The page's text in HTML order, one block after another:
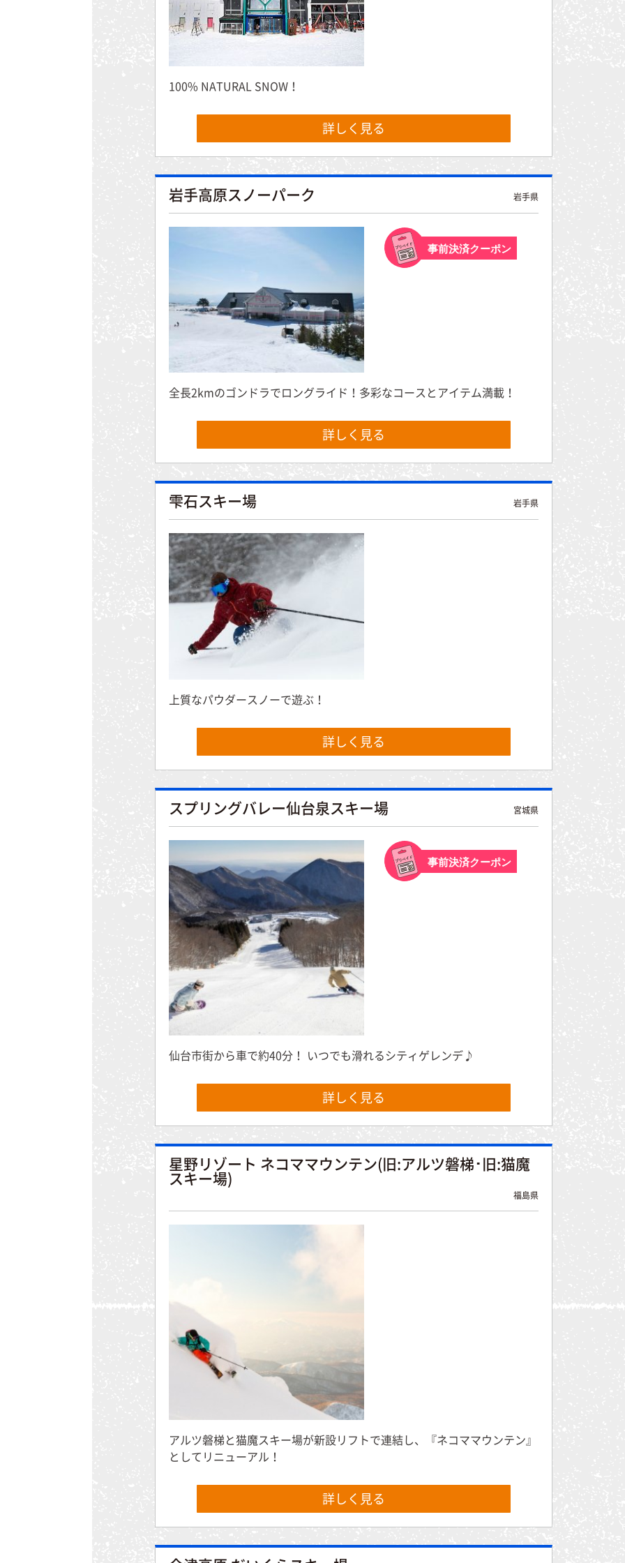
100% NATURAL SNOW！
詳しく見る
岩手高原スノーパーク 岩手県
事前決済クーポン
全長2kmのゴンドラでロングライド！多彩なコースとアイテム満載！
詳しく見る
雫石スキー場 岩手県
上質なパウダースノーで遊ぶ！
詳しく見る
スプリングバレー仙台泉スキー場 宮城県
事前決済クーポン
仙台市街から車で約40分！ いつでも滑れるシティゲレンデ♪
詳しく見る
星野リゾート ネコママウンテン(旧:アルツ磐梯･旧:猫魔
スキー場)
福島県
アルツ磐梯と猫魔スキー場が新設リフトで連結し、『ネコママウンテン』
としてリニューアル！
詳しく見る